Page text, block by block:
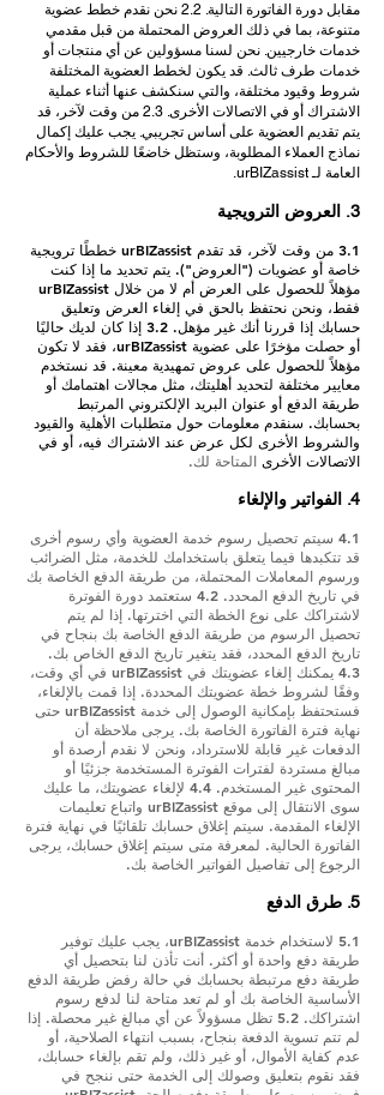
مقابل دورة الفاتورة التالية. 2.2 نحن نقدم خطط عضوية
متنوعة، بما في ذلك العروض المحتملة من قبل مقدمي
خدمات خارجيين. نحن لسنا مسؤولين عن أي منتجات أو
خدمات طرف ثالث. قد يكون لخطط العضوية المختلفة
شروط وقيود مختلفة، والتي سنكشف عنها أثناء عملية
الاشتراك أو في الاتصالات الأخرى. 2.3 من وقت لآخر، قد
يتم تقديم العضوية على أساس تجريبي. يجب عليك إكمال
نماذج العملاء المطلوبة، وستظل خاضعًا للشروط والأحكام
العامة لـ urBIZassist.
3. العروض الترويجية
3.1 من وقت لآخر، قد تقدم urBIZassist خططًا ترويجية
خاصة أو عضويات ("العروض"). يتم تحديد ما إذا كنت
مؤهلاً للحصول على العرض أم لا من خلال urBIZassist
فقط، ونحن نحتفظ بالحق في إلغاء العرض وتعليق
حسابك إذا قررنا أنك غير مؤهل. 3.2 إذا كان لديك حاليًا
أو حصلت مؤخرًا على عضوية urBIZassist، فقد لا تكون
مؤهلاً للحصول على عروض تمهيدية معينة. قد نستخدم
معايير مختلفة لتحديد أهليتك، مثل مجالات اهتمامك أو
طريقة الدفع أو عنوان البريد الإلكتروني المرتبط
بحسابك. سنقدم معلومات حول متطلبات الأهلية والقيود
والشروط الأخرى لكل عرض عند الاشتراك فيه، أو في
الاتصالات الأخرى المتاحة لك.
4. الفواتير والإلغاء
4.1 سيتم تحصيل رسوم خدمة العضوية وأي رسوم أخرى
قد تتكبدها فيما يتعلق باستخدامك للخدمة، مثل الضرائب
ورسوم المعاملات المحتملة، من طريقة الدفع الخاصة بك
في تاريخ الدفع المحدد. 4.2 ستعتمد دورة الفوترة
لاشتراكك على نوع الخطة التي اخترتها. إذا لم يتم
تحصيل الرسوم من طريقة الدفع الخاصة بك بنجاح في
تاريخ الدفع المحدد، فقد يتغير تاريخ الدفع الخاص بك.
4.3 يمكنك إلغاء عضويتك في urBIZassist في أي وقت،
وفقًا لشروط خطة عضويتك المحددة. إذا قمت بالإلغاء،
فستحتفظ بإمكانية الوصول إلى خدمة urBIZassist حتى
نهاية فترة الفاتورة الخاصة بك. يرجى ملاحظة أن
الدفعات غير قابلة للاسترداد، ونحن لا نقدم أرصدة أو
مبالغ مستردة لفترات الفوترة المستخدمة جزئيًا أو
المحتوى غير المستخدم. 4.4 لإلغاء عضويتك، ما عليك
سوى الانتقال إلى موقع urBIZassist واتباع تعليمات
الإلغاء المقدمة. سيتم إغلاق حسابك تلقائيًا في نهاية فترة
الفاتورة الحالية. لمعرفة متى سيتم إغلاق حسابك، يرجى
الرجوع إلى تفاصيل الفواتير الخاصة بك.
5. طرق الدفع
5.1 لاستخدام خدمة urBIZassist، يجب عليك توفير
طريقة دفع واحدة أو أكثر. أنت تأذن لنا بتحصيل أي
طريقة دفع مرتبطة بحسابك في حالة رفض طريقة الدفع
الأساسية الخاصة بك أو لم تعد متاحة لنا لدفع رسوم
اشتراكك. 5.2 تظل مسؤولاً عن أي مبالغ غير محصلة. إذا
لم تتم تسوية الدفعة بنجاح، بسبب انتهاء الصلاحية، أو
عدم كفاية الأموال، أو غير ذلك، ولم تقم بإلغاء حسابك،
فقد نقوم بتعليق وصولك إلى الخدمة حتى ننجح في